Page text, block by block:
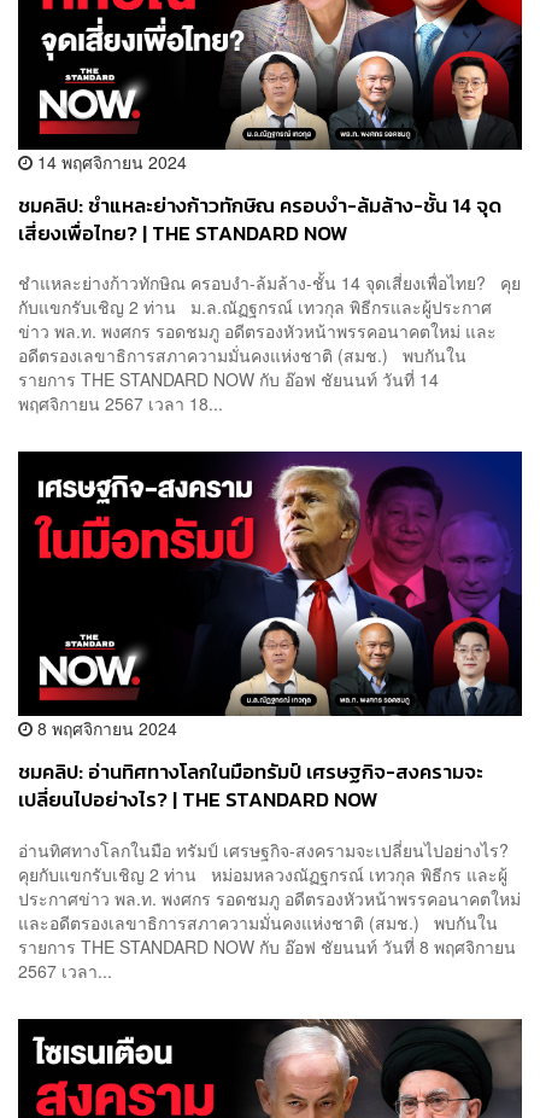
14 พฤศจิกายน 2024
ชมคลิป: ชำแหละย่างก้าวทักษิณ ครอบงำ-ล้มล้าง-ชั้น 14 จุด
เสี่ยงเพื่อไทย? | THE STANDARD NOW
ชำแหละย่างก้าวทักษิณ ครอบงำ-ล้มล้าง-ชั้น 14 จุดเสี่ยงเพื่อไทย? คุย
กับแขกรับเชิญ 2 ท่าน ม.ล.ณัฏฐกรณ์ เทวกุล พิธีกรและผู้ประกาศ
ข่าว พล.ท. พงศกร รอดชมภู อดีตรองหัวหน้าพรรคอนาคตใหม่ และ
อดีตรองเลขาธิการสภาความมั่นคงแห่งชาติ (สมช.) พบกันใน
รายการ THE STANDARD NOW กับ อ๊อฟ ชัยนนท์ วันที่ 14
พฤศจิกายน 2567 เวลา 18...
8 พฤศจิกายน 2024
ชมคลิป: อ่านทิศทางโลกในมือทรัมป์ เศรษฐกิจ-สงครามจะ
เปลี่ยนไปอย่างไร? | THE STANDARD NOW
อ่านทิศทางโลกในมือ ทรัมป์ เศรษฐกิจ-สงครามจะเปลี่ยนไปอย่างไร?
คุยกับแขกรับเชิญ 2 ท่าน หม่อมหลวงณัฏฐกรณ์ เทวกุล พิธีกร และผู้
ประกาศข่าว พล.ท. พงศกร รอดชมภู อดีตรองหัวหน้าพรรคอนาคตใหม่
และอดีตรองเลขาธิการสภาความมั่นคงแห่งชาติ (สมช.) พบกันใน
รายการ THE STANDARD NOW กับ อ๊อฟ ชัยนนท์ วันที่ 8 พฤศจิกายน
2567 เวลา...